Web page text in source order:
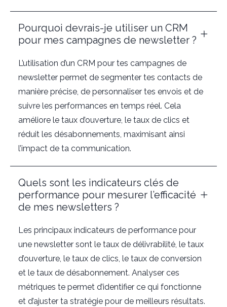
Pourquoi devrais-je utiliser un CRM
pour mes campagnes de newsletter ?
L’utilisation d’un CRM pour tes campagnes de
newsletter permet de segmenter tes contacts de
manière précise, de personnaliser tes envois et de
suivre les performances en temps réel. Cela
améliore le taux d’ouverture, le taux de clics et
réduit les désabonnements, maximisant ainsi
l’impact de ta communication.
Quels sont les indicateurs clés de
performance pour mesurer l’efficacité
de mes newsletters ?
Les principaux indicateurs de performance pour
une newsletter sont le taux de délivrabilité, le taux
d’ouverture, le taux de clics, le taux de conversion
et le taux de désabonnement. Analyser ces
métriques te permet d’identifier ce qui fonctionne
et d’ajuster ta stratégie pour de meilleurs résultats.